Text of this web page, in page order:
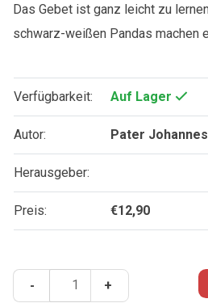
Das Gebet ist ganz leicht zu
schwarz-weißen Pandas machen
Verfügbarkeit: Auf Lager
Autor: Pater
Herausgeber:
Preis: €12,90
-
Beten
+